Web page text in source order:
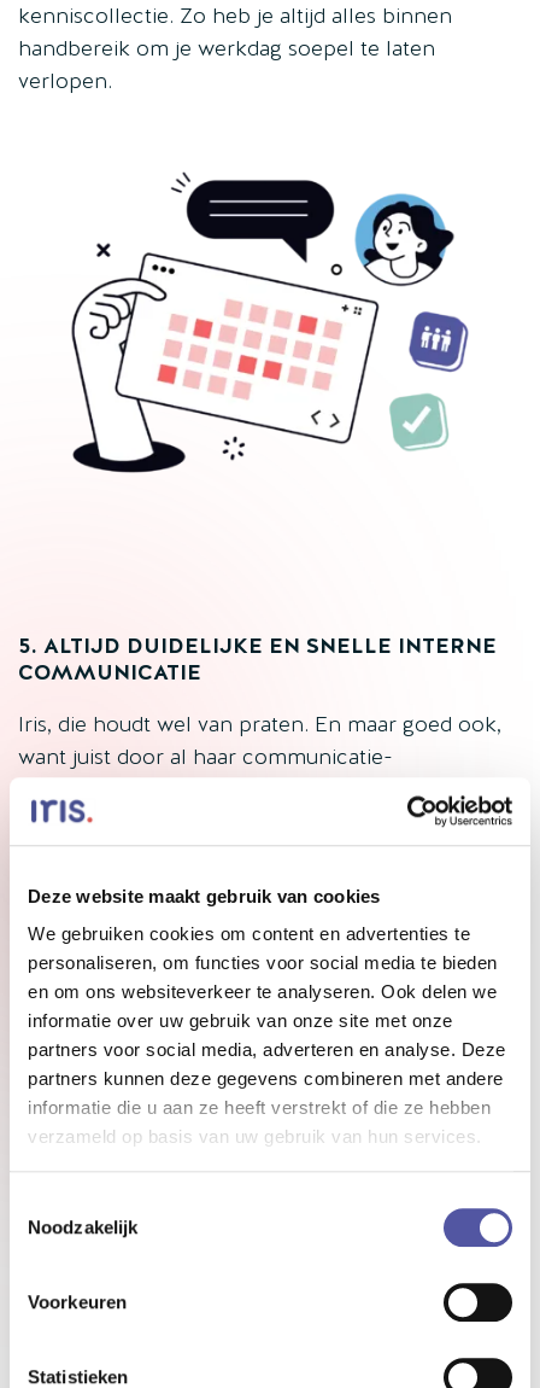
Deze website maakt gebruik van cookies
We gebruiken cookies om content en advertenties te
personaliseren, om functies voor social media te bieden
en om ons websiteverkeer te analyseren. Ook delen we
informatie over uw gebruik van onze site met onze
partners voor social media, adverteren en analyse. Deze
partners kunnen deze gegevens combineren met andere
informatie die u aan ze heeft verstrekt of die ze hebben
verzameld op basis van uw gebruik van hun services.
Noodzakelijk
Voorkeuren
Statistieken
kenniscollectie. Zo heb je altijd alles binnen
handbereik om je werkdag soepel te laten
verlopen.
5. ALTIJD DUIDELIJKE EN SNELLE INTERNE
COMMUNICATIE
Iris, die houdt wel van praten. En maar goed ook,
want juist door al haar communicatie-
instrumenten kun je als organisatie jouw interne
communicatie stroomlijnen. Zo kun je via Iris
communiceren via nieuwsberichten, een sociale
tijdlijn, groepen of via de persoonlijke chat. Iris
organisatie of met specifieke doelgroepen te
delen. Zo beperken we de informatie-overload en
zorgen we dat de communicatie collega's écht
bereikt.